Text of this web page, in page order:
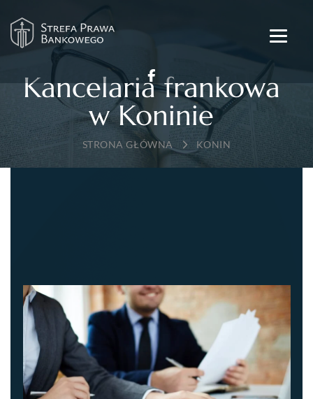
Kancelaria frankowa
w Koninie
→ KONIN